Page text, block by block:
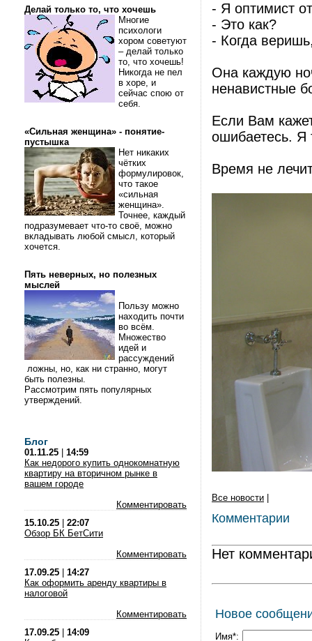
Делай только то, что хочешь
Многие
психологи
хором советуют
– делай только
то, что хочешь!
Никогда не пел
в хоре, и
сейчас спою от
себя.
«Сильная женщина» - понятие-
пустышка
Нет никаких
чётких
формулировок,
что такое
«сильная
женщина».
Точнее, каждый
подразумевает что-то своё, можно
вкладывать любой смысл, который
хочется.
Пять неверных, но полезных
мыслей
Пользу можно
находить почти
во всём.
Множество
идей и
рассуждений
ложны, но, как ни странно, могут
быть полезны.
Рассмотрим пять популярных
утверждений.
Блог
01.11.25
14:59
Как недорого купить однокомнатную
квартиру на вторичном рынке в
вашем городе
Комментировать
15.10.25
22:07
Обзор БК БетСити
Комментировать
17.09.25
14:27
Как оформить аренду квартиры в
налоговой
Комментировать
17.09.25
14:09
- Я оптимист
- Это как?
- Когда
Она каждую
ненавистные
Если Вам
ошибаетесь. Я
Время не
Все новости
Комментарии
Нет
Новое
Имя*: